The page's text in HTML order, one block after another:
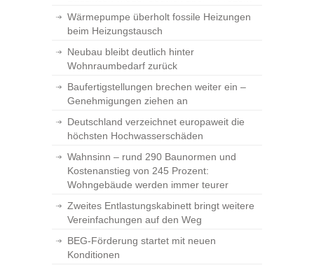
Wärmepumpe überholt fossile Heizungen
beim Heizungstausch
Neubau bleibt deutlich hinter
Wohnraumbedarf zurück
Baufertigstellungen brechen weiter ein –
Genehmigungen ziehen an
Deutschland verzeichnet europaweit die
höchsten Hochwasserschäden
Wahnsinn – rund 290 Baunormen und
Kostenanstieg von 245 Prozent:
Wohngebäude werden immer teurer
Zweites Entlastungskabinett bringt weitere
Vereinfachungen auf den Weg
BEG-Förderung startet mit neuen
Konditionen